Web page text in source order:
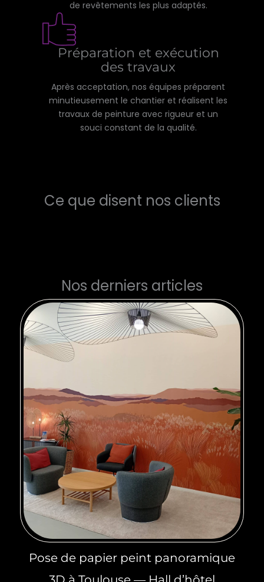
de revêtements les plus adaptés.
Préparation et exécution
des travaux
Après acceptation, nos équipes préparent
minutieusement le chantier et réalisent les
travaux de peinture avec rigueur et un
souci constant de la qualité.
Ce que disent nos clients
Nos derniers articles
Pose de papier peint panoramique